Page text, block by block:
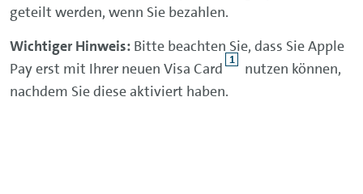
geteilt werden, wenn Sie bezahlen.
Wichtiger Hinweis: Bitte beachten Sie, dass SieApple
Payerst mit Ihrer neuen Visa Card 1
nutzen können,
nachdem Sie diese aktiviert haben.